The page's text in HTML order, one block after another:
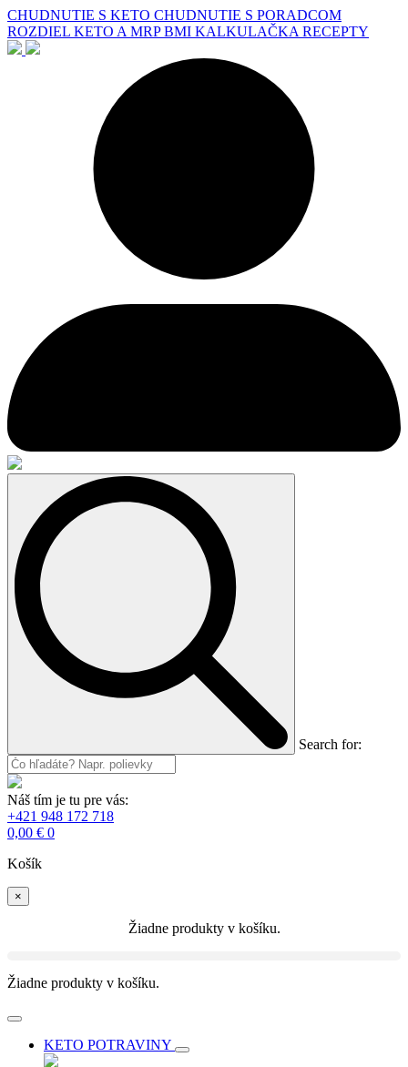
CHUDNUTIE S KETO CHUDNUTIE S PORADCOM
ROZDIEL KETO A MRPBMI KALKULAČKA RECEPTY
Search for:
Náš tím je tu pre vás:
+421 948 172 718
0,00 € 0
Košík
×
Žiadne produkty v košíku.
Žiadne produkty v košíku.
KETO POTRAVINY